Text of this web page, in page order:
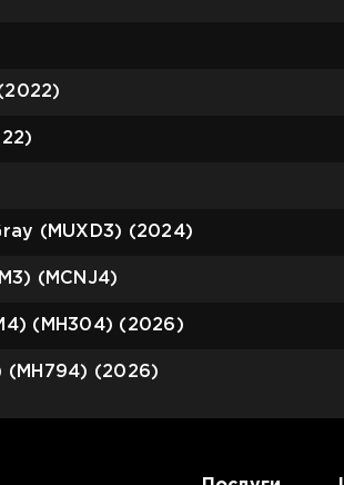
(MUXD3) (2024)
(MCNJ4)
(MH304) (2026)
(MH794) (2026)